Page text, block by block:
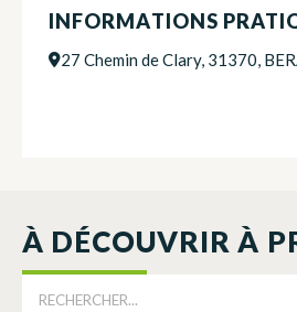
INFORMATIONS
27 Chemin de Clary, 31370,
À DÉCOUVRIR À